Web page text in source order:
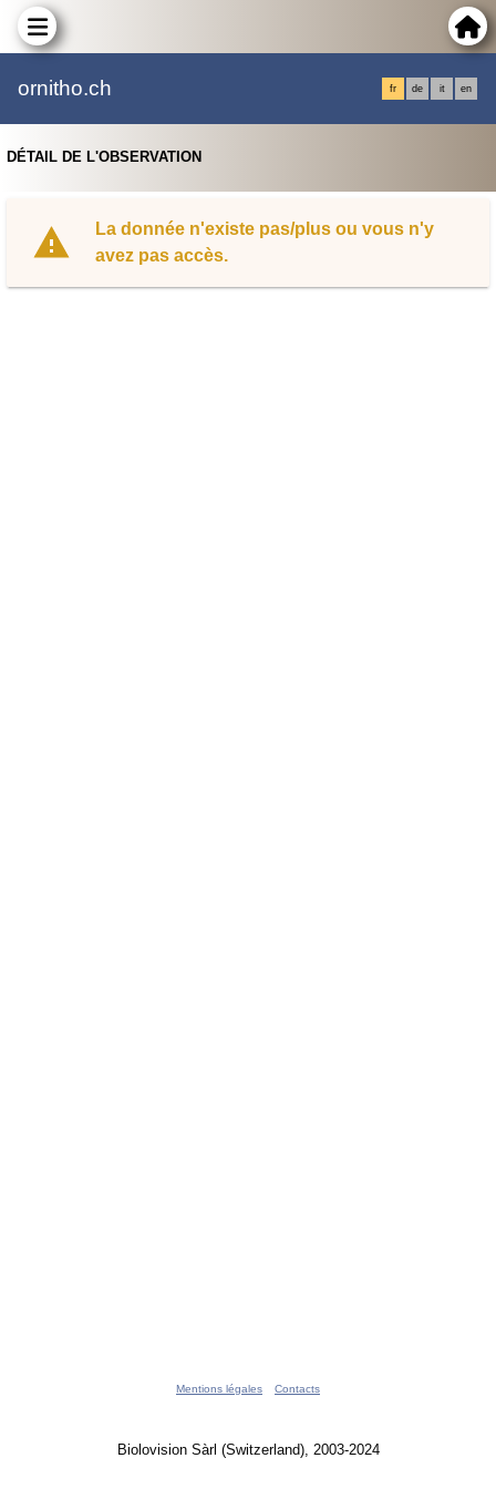
ornitho.ch fr de it en
DÉTAIL DE L'OBSERVATION
La donnée n'existe pas/plus ou vous n'y
avez pas accès.
Mentions légales Contacts
Biolovision Sàrl (Switzerland), 2003-2024